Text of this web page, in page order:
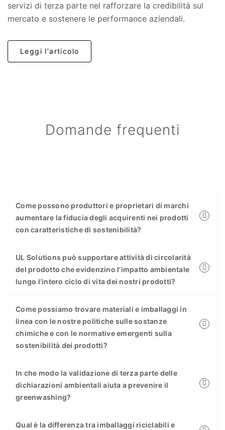
servizi di terza parte nel rafforzare la credibilità sul
mercato e sostenere le performance aziendali.
Leggi l'articolo
Domande frequenti
Come possono produttori e proprietari di marchi
aumentare la fiducia degli acquirenti nei prodotti
con caratteristiche di sostenibilità?
UL Solutions può supportare attività di circolarità
del prodotto che evidenzino l’impatto ambientale
lungo l’intero ciclo di vita dei nostri prodotti?
Come possiamo trovare materiali e imballaggi in
linea con le nostre politiche sulle sostanze
chimiche e con le normative emergenti sulla
sostenibilità dei prodotti?
In che modo la validazione di terza parte delle
dichiarazioni ambientali aiuta a prevenire il
greenwashing?
Qual è la differenza tra imballaggi riciclabili e